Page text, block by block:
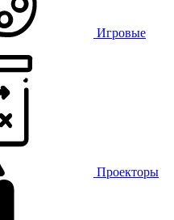
Игровые
Проекторы